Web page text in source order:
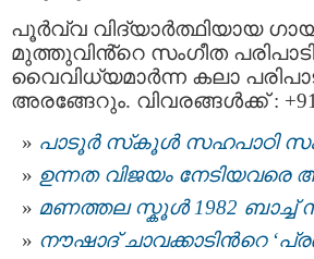
പൂർവ്വ വിദ്യാർത്ഥിയായ
മുത്തുവിൻ്റെ സംഗീത പരിപാടി,
വൈവിധ്യമാർന്ന കലാ
അരങ്ങേറും. വിവരങ്ങൾക്ക് : +91
പാടൂര്‍ സ്‌കൂൾ സഹപാഠി
ഉന്നത വിജയം നേടിയവരെ
മണത്തല സ്കൂള്‍ 1982
നൗഷാദ് ചാവക്കാടിന്‍റെ